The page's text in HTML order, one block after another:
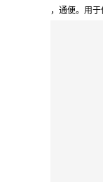
，通便。用于